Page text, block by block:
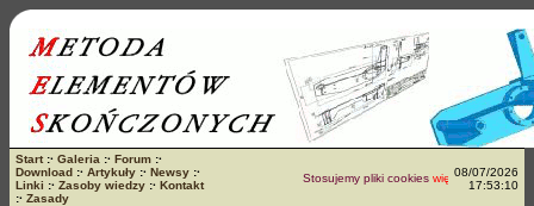
Start:· Galeria :· Forum :·
Download :· Artykuły :· Newsy :·
Linki :· Zasoby wiedzy :· Kontakt
:· Zasady
Stosujemy pliki cookieswięcej...08/07/2026
17:53:10